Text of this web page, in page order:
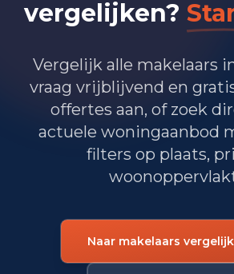
WOZ-waarde per jaar
WOZ-waarde per jaar in Altforst
2021
EUR 365.000
2022
EUR 399.000
2023
EUR 475.000
EUR 486.000
EUR 523.000
Samenstelling van
vergelijken?
Vergelijk alle makelaars
vraag vrijblijvend en
offertes aan, of zoek
actuele woningaanbod
filters op plaats,
Naar makelaars